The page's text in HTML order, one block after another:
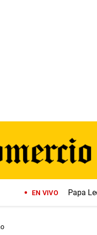
EN VIVO Papa